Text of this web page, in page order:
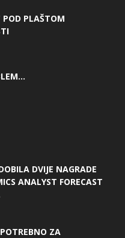
POD PLAŠTOM
DVIJE NAGRADE
ANALYST FORECAST
ZA